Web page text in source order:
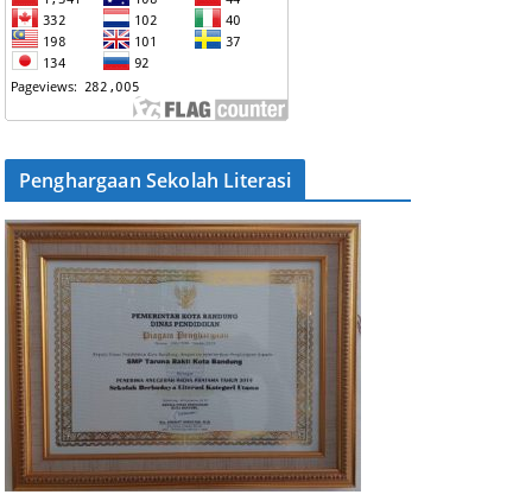
Penghargaan Sekolah Literasi